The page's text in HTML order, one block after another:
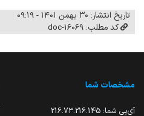
تاریخ انتشار: ۳۰ بهمن ۱۴۰۱ - ۰۹:۱۹
کد مطلب: 16069-doc
مشخصات شما
آی‌پی شما: 216.73.216.145